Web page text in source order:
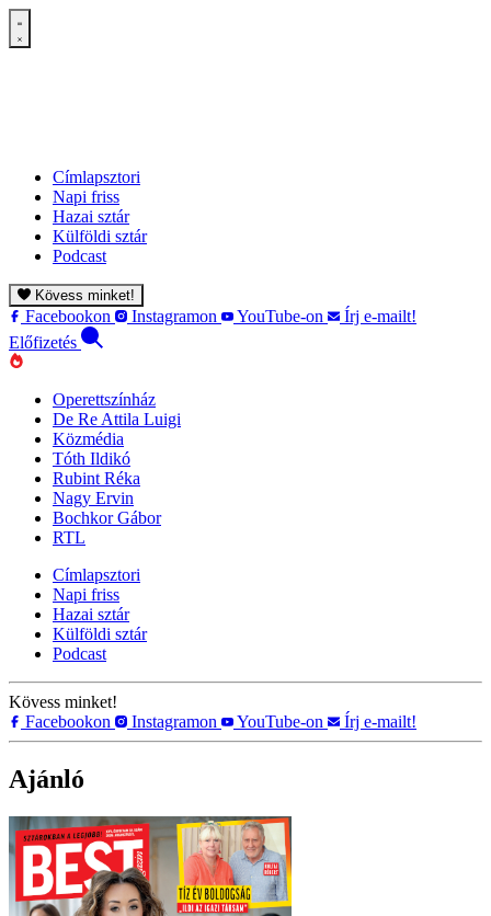
Címlapsztori
Napi friss
Hazai sztár
Külföldi sztár
Podcast
Kövess minket!
Facebookon Instagramon YouTube-on
Írj e-mailt!
Előfizetés
Operettszínház
De Re Attila Luigi
Közmédia
Tóth Ildikó
Rubint Réka
Nagy Ervin
Bochkor Gábor
RTL
Címlapsztori
Napi friss
Hazai sztár
Külföldi sztár
Podcast
Kövess minket!
Facebookon
Instagramon YouTube-on Írj e-mailt!
Ajánló